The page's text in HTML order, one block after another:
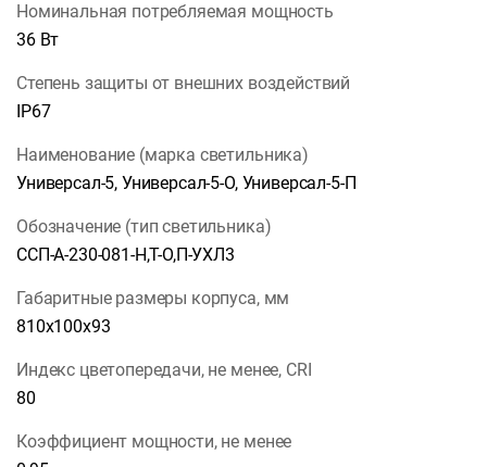
Номинальная потребляемая мощность
36 Вт
Степень защиты от внешних воздействий
IP67
Наименование (марка светильника)
Универсал-5, Универсал-5-О, Универсал-5-П
Обозначение (тип светильника)
ССП-А-230-081-Н,Т-О,П-УХЛ3
Габаритные размеры корпуса, мм
810х100х93
Индекс цветопередачи, не менее, CRI
80
Коэффициент мощности, не менее